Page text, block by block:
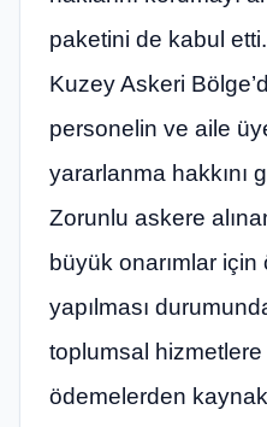
paketini de kabul
Kuzey Askeri
personelin ve aile
yararlanma hakkını
Zorunlu askere
büyük onarımlar
yapılması
toplumsal
ödemelerden